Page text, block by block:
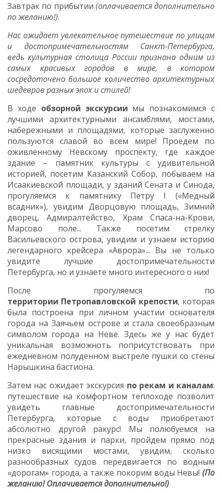
Завтрак по прибытии (оплачивается дополнительно
по желанию!).
Нас ожидает увлекательное путешествие по улицам
и достопримечательностям Санкт-Петербурга,
ведь культурная столица России признана одним из
самых красивых городов в мире, в котором
сосредоточено большое количество архитектурных
шедевров разных эпох и стилей!
В ходе обзорной экскурсии мы познакомимся с
лучшими архитектурными ансамблями, мостами,
набережными и площадями, которые заслуженно
пользуются славой во всем мире! Проедем по
оживлённому Невскому проспекту, где каждое
здание – памятник культуры с удивительной
историей, посетим Казанский Собор, побываем на
Исаакиевской площади, у зданий Сената и Синода,
прогуляемся к памятнику Петру I («Медный
всадник»), увидим Дворцовую площадь, Зимний
дворец, Адмиралтейство, Храм Спаса-на-Крови,
Марсово поле... Также посетим стрелку
Васильевского острова, увидим и узнаем историю
легендарного крейсера «Аврора»... Вы не только
увидите лучшие достопримечательности
Петербурга, но и узнаете много интересного о них!
После прогуляемся по
территории Петропавловской крепости, которая
была построена при личном участии основателя
города на Заячьем острове и стала своеобразным
символом города на Неве. Здесь же у нас будет
уникальная возможноть поприсутствовать при
ежедневном полуденном выстреле пушки со стены
Нарышкина бастиона.
Затем нас ожидает экскурсия по рекам и каналам:
путешествие на комфортном теплоходе позволит
увидеть главные достопримечательности
Петербурга, которые с воды приобретают
абсолютно другой ракурс! Мы полюбуемся на
прекрасные здания и парки, пройдем прямо под
низко висящими мостами, увидим, сколько
разнообразных судов передвигается по водным
«дорогам» города, а также покорим воды Невы! (По
желанию! Оплачивается дополнительно!)